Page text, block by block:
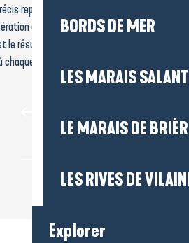
BORDS DE MER
LES MARAIS
LE MARAIS DE
LES RIVES DE
Explorer
repose sur un savoir-faire unique et
en génération. Le sel que l’on
le résultat de cette maîtrise patiente,
geste compte.